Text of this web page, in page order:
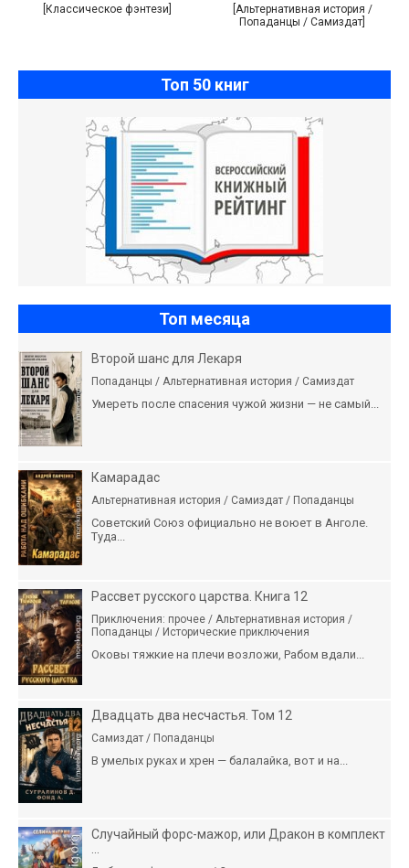
[Классическое фэнтези]
[Альтернативная история /
Попаданцы / Самиздат]
Топ 50 книг
Топ месяца
Второй шанс для Лекаря
Попаданцы / Альтернативная история / Самиздат
Умереть после спасения чужой жизни — не самый...
Камарадас
Альтернативная история / Самиздат / Попаданцы
Советский Союз официально не воюет в Анголе.
Туда...
Рассвет русского царства. Книга 12
Приключения: прочее / Альтернативная история /
Попаданцы / Исторические приключения
Оковы тяжкие на плечи возложи, Рабом вдали...
Двадцать два несчастья. Том 12
Самиздат / Попаданцы
В умелых руках и хрен — балалайка, вот и на...
Случайный форс-мажор, или Дракон в комплект